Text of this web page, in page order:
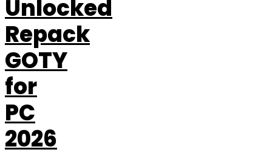
Unlocked
Repack
GOTY
for
PC
2026